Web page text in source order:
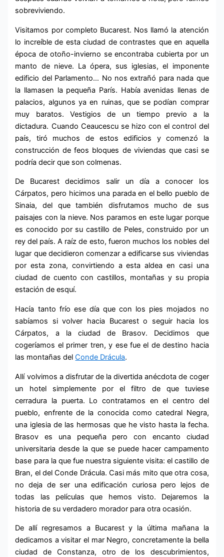
sobreviviendo.
Visitamos por completo Bucarest. Nos llamó la atención
lo increíble de esta ciudad de contrastes que en aquella
época de otoño-invierno se encontraba cubierta por un
manto de nieve. La ópera, sus iglesias, el imponente
edificio del Parlamento… No nos extrañó para nada que
la llamasen la pequeña París. Había avenidas llenas de
palacios, algunos ya en ruinas, que se podían comprar
muy baratos. Vestigios de un tiempo previo a la
dictadura. Cuando Ceaucescu se hizo con el control del
país, tiró muchos de estos edificios y comenzó la
construcción de feos bloques de viviendas que casi se
podría decir que son colmenas.
De Bucarest decidimos salir un día a conocer los
Cárpatos, pero hicimos una parada en el bello pueblo de
Sinaia, del que también disfrutamos mucho de sus
paisajes con la nieve. Nos paramos en este lugar porque
es conocido por su castillo de Peles, construido por un
rey del país. A raíz de esto, fueron muchos los nobles del
lugar que decidieron comenzar a edificarse sus viviendas
por esta zona, convirtiendo a esta aldea en casi una
ciudad de cuento con castillos, montañas y su propia
estación de esquí.
Hacía tanto frío ese día que con los pies mojados no
sabíamos si volver hacia Bucarest o seguir hacia los
Cárpatos, a la ciudad de Brasov. Decidimos que
cogeríamos el primer tren, y ese fue el de destino hacia
las montañas delConde Drácula.
Allí volvimos a disfrutar de la divertida anécdota de coger
un hotel simplemente por el filtro de que tuviese
cerradura la puerta. Lo contratamos en el centro del
pueblo, enfrente de la conocida como catedral Negra,
una iglesia de las hermosas que he visto hasta la fecha.
Brasov es una pequeña pero con encanto ciudad
universitaria desde la que se puede hacer campamento
base para la que fue nuestra siguiente visita: el castillo de
Bran, el del Conde Drácula. Casi más mito que otra cosa,
no deja de ser una edificación curiosa pero lejos de
todas las películas que hemos visto. Dejaremos la
historia de su verdadero morador para otra ocasión.
De allí regresamos a Bucarest y la última mañana la
dedicamos a visitar el mar Negro, concretamente la bella
ciudad de Constanza, otro de los descubrimientos,